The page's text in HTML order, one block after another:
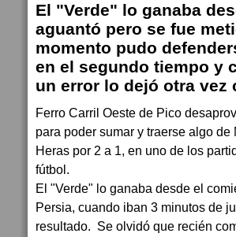
El "Verde" lo ganaba
aguantó pero se fue
momento pudo
en el segundo tiempo y
un error lo dejó otra vez
Ferro Carril Oeste de Pico
para poder sumar y traerse algo
Heras por 2 a 1, en uno de los
fútbol.
El "Verde" lo ganaba desde el
Persia, cuando iban 3 minutos de
resultado. Se olvidó que recién